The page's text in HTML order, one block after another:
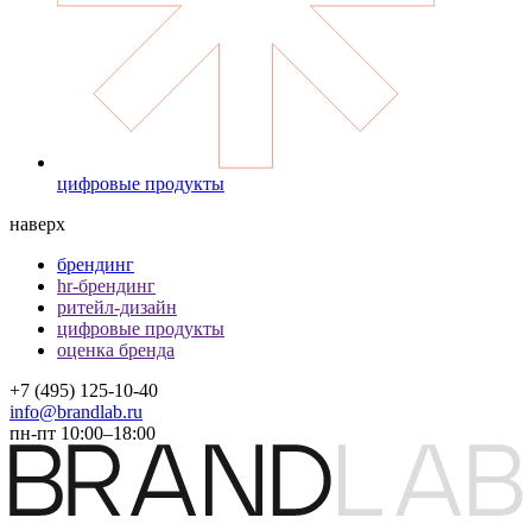
цифровые продукты
наверх
брендинг
hr-брендинг
ритейл-дизайн
цифровые продукты
оценка бренда
+7 (495) 125-10-40
info@brandlab.ru
пн-пт 10:00–18:00